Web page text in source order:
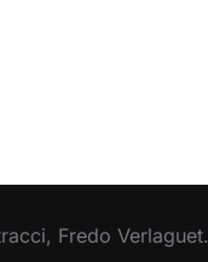
Fredo Verlaguet.